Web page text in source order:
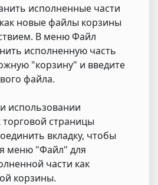
исполненные части
новые файлы корзины
В меню Файл
исполненную часть
"корзину" и введите
файла.
использовании
торговой страницы
вкладку, чтобы
меню "Файл" для
части как
корзины.